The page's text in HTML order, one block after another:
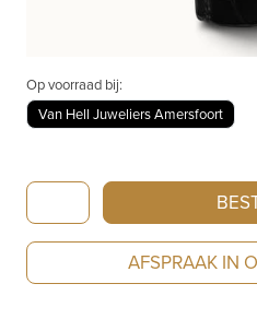
Op voorraad bij:
Van Hell Juweliers Amersfoort
Longines
Mini
DolceVita
L5.200.4.71.2
AFSPRAAK IN